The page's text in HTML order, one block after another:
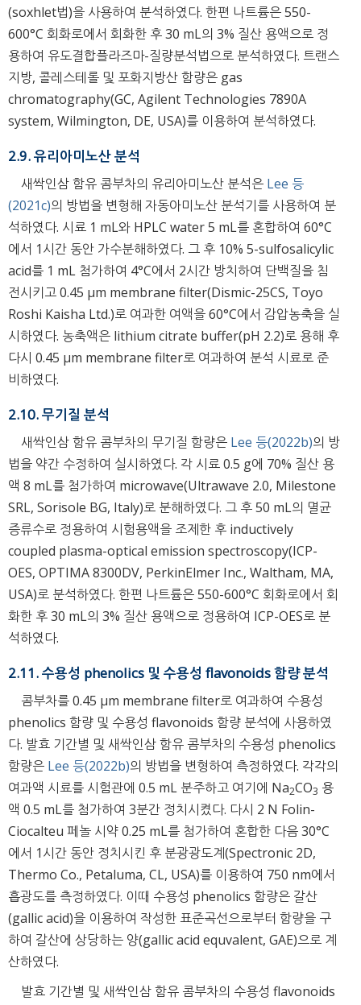
(soxhlet법)을 사용하여 분석하였다. 한편 나트륨은 550-
600°C 회화로에서 회화한 후 30 mL의 3% 질산 용액으로 정
용하여 유도결합플라즈마-질량분석법으로 분석하였다. 트랜스
지방, 콜레스테롤 및 포화지방산 함량은 gas
chromatography(GC, Agilent Technologies 7890A
system, Wilmington, DE, USA)를 이용하여 분석하였다.
2.9. 유리아미노산 분석
새싹인삼 함유 콤부차의 유리아미노산 분석은 Lee 등
(2021c)의 방법을 변형해 자동아미노산 분석기를 사용하여 분
석하였다. 시료 1 mL와 HPLC water 5 mL를 혼합하여 60°C
에서 1시간 동안 가수분해하였다. 그 후 10% 5-sulfosalicylic
acid를 1 mL 첨가하여 4°C에서 2시간 방치하여 단백질을 침
전시키고 0.45 μm membrane filter(Dismic-25CS, Toyo
Roshi Kaisha Ltd.)로 여과한 여액을 60°C에서 감압농축을 실
시하였다. 농축액은 lithium citrate buffer(pH 2.2)로 용해 후
다시 0.45 μm membrane filter로 여과하여 분석 시료로 준
비하였다.
2.10. 무기질 분석
새싹인삼 함유 콤부차의 무기질 함량은 Lee 등(2022b)의 방
법을 약간 수정하여 실시하였다. 각 시료 0.5 g에 70% 질산 용
액 8 mL를 첨가하여 microwave(Ultrawave 2.0, Milestone
SRL, Sorisole BG, Italy)로 분해하였다. 그 후 50 mL의 멸균
증류수로 정용하여 시험용액을 조제한 후 inductively
coupled plasma-optical emission spectroscopy(ICP-
OES, OPTIMA 8300DV, PerkinElmer Inc., Waltham, MA,
USA)로 분석하였다. 한편 나트륨은 550-600°C 회화로에서 회
화한 후 30 mL의 3% 질산 용액으로 정용하여 ICP-OES로 분
석하였다.
2.11. 수용성 phenolics 및 수용성 flavonoids 함량 분석
콤부차를 0.45 μm membrane filter로 여과하여 수용성
phenolics 함량 및 수용성 flavonoids 함량 분석에 사용하였
다. 발효 기간별 및 새싹인삼 함유 콤부차의 수용성 phenolics
함량은 Lee 등(2022b)의 방법을 변형하여 측정하였다. 각각의
여과액 시료를 시험관에 0.5 mL 분주하고 여기에 Na2CO3 용
액 0.5 mL를 첨가하여 3분간 정치시켰다. 다시 2 N Folin-
Ciocalteu 페놀 시약 0.25 mL를 첨가하여 혼합한 다음 30°C
에서 1시간 동안 정치시킨 후 분광광도계(Spectronic 2D,
Thermo Co., Petaluma, CL, USA)를 이용하여 750 nm에서
흡광도를 측정하였다. 이때 수용성 phenolics 함량은 갈산
(gallic acid)을 이용하여 작성한 표준곡선으로부터 함량을 구
하여 갈산에 상당하는 양(gallic acid equvalent, GAE)으로 계
산하였다.
발효 기간별 및 새싹인삼 함유 콤부차의 수용성 flavonoids